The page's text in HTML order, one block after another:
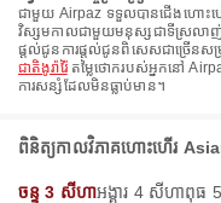
ជាមួយ Airpaz ទទួលបានជើងហោះហ
វិស្សមកាលជាមួយមនុស្សជាទីស្រលាញ់
ផ្តល់ជូនការផ្តល់ជូនពិសេសជាច្រើនសម្
ជាតិងូរ៉ារ៉ៃតម្លៃថោករបស់អ្នកនៅ
ការសន្សំដែលមិនធ្លាប់មាន។
ពិនិត្យកាលវិភាគហោះហើរ
ចន្ទ 3 សីហាអង្គារ 4 សីហាពុធ